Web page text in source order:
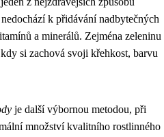
k přidávání nadbytečných
a minerálů. Zejména zeleninu
si zachová svoji křehkost, barvu
je další výbornou metodou, při
množství kvalitního rostlinného